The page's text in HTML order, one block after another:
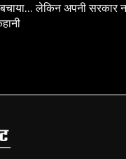
लेकिन अपनी सरकार